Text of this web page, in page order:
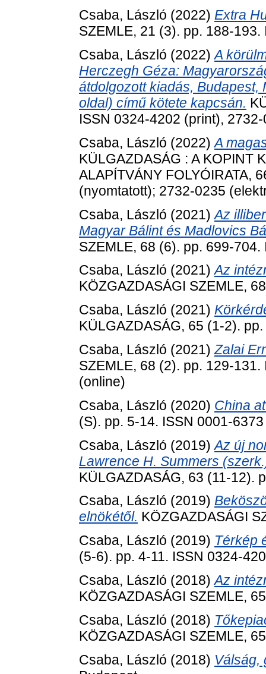
Csaba, László (2022) Extra
SZEMLE, 21 (3). pp. 188-
Csaba, László (2022)A
Herczegh Géza:
átdolgozott kiadás,
oldal) című kötete kapcsán.
ISSN 0324-4202 (print),
Csaba, László (2022)A
KÜLGAZDASÁG : A KOPINT
ALAPÍTVÁNY FOLYÓIRATA,
(nyomtatott); 2732-0235
Csaba, László (2021)Az
Magyar Bálint és Madlovics
SZEMLE, 68 (6). pp. 699-
Csaba, László (2021)Az
KÖZGAZDASÁGI SZEMLE,
Csaba, László (2021)
KÜLGAZDASÁG, 65 (1-2).
Csaba, László (2021)Zalai
SZEMLE, 68 (2). pp. 129-
(online)
Csaba, László (2020) China
(S). pp. 5-14. ISSN 0001-6373
Csaba, László (2019)Az új
Lawrence H. Summers
KÜLGAZDASÁG, 63 (11-12).
Csaba, László (2019)
elnökétől. KÖZGAZDASÁGI
Csaba, László (2019) Térkép
(5-6). pp. 4-11. ISSN 0324-
Csaba, László (2018)Az
KÖZGAZDASÁGI SZEMLE,
Csaba, László (2018)
KÖZGAZDASÁGI SZEMLE,
Csaba, László (2018) Válság,